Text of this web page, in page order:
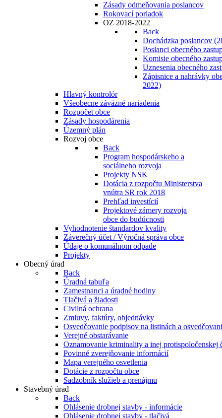
Zásady odmeňovania poslancov
Rokovací poriadok
OZ 2018-2022
Back
Dochádzka poslancov
Poslanci obecného
Komisie obecného
Uznesenia obecného
Zápisnice a nahrávky
2022)
Hlavný kontrolór
Všeobecne záväzné nariadenia
Rozpočet obce
Zásady hospodárenia
Územný plán
Rozvoj obce
Back
Program hospodárskeho a
sociálneho rozvoja
Projekty NSK
Dotácia z rozpočtu Ministerstva
vnútra SR rok 2018
Prehľad investícií
Projektové zámery rozvoja
obce do budúcnosti
Vyhodnotenie štandardov kvality
Záverečný účet / Výročná správa obce
Údaje o komunálnom odpade
Projekty
Obecný úrad
Back
Úradná tabuľa
Zamestnanci a úradné hodiny
Tlačivá a žiadosti
Civilná ochrana
Zmluvy, faktúry, objednávky
Osvedčovanie podpisov na listinách a
Verejné obstarávanie
Oznamovanie kriminality a inej protispoločenskej
Povinné zverejňovanie informácií
Mapa verejného osvetlenia
Dotácie z rozpočtu obce
Sadzobník služieb a prenájmu
Stavebný úrad
Back
Ohlásenie drobnej stavby - informácie
Ohlásenie drobnej stavby - tlačivá